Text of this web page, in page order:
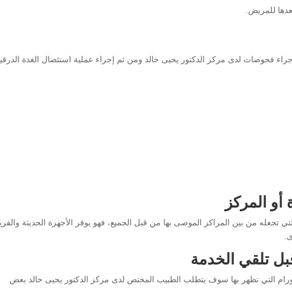
للمريض.
فحوصات لدى مركز الدكتور يحيى خالد ومن ثم إجراء عملية استئصال الغدة
المركز
تجعله من بين المراكز الموصى بها من قبل الجميع، فهو يوفر الأجهزة الحديثة
تلقي الخدمة
التي تظهر بها سوف يتطلب الطبيب المختص لدى مركز الدكتور يحيى خالد بعض